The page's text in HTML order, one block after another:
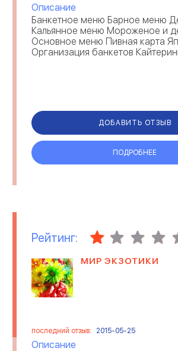
Описание
Банкетное меню Барное меню
Кальянное меню Мороженое и
Основное меню Пивная карта
Организация банкетов
ДОБАВИТЬ ОТЗЫВ
ПОДРОБНЕЕ
Рейтинг:
МИР ЭКЗОТИКИ
последний отзыв: 2015-05-25
Описание